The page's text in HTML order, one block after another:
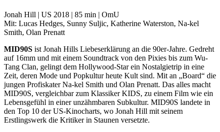
Jonah Hill | US 2018 | 85 min | OmU
Mit: Lucas Hedges, Sunny Suljic, Katherine Waterston, Na-kel
Smith, Olan Prenatt
MID90S ist Jonah Hills Liebeserklärung an die 90er-Jahre. Gedreht
auf 16mm und mit einem Soundtrack von den Pixies bis zum Wu-
Tang Clan, gelingt dem Hollywood-Star ein Nostalgietrip in eine
Zeit, deren Mode und Popkultur heute Kult sind. Mit an „Board“ die
jungen Profiskater Na-kel Smith und Olan Prenatt. Das alles macht
MID90S, vergleichbar zum Klassiker KIDS, zu einem Film wie ein
Lebensgefühl in einer unzähmbaren Subkultur. MID90S landete in
den Top 10 der US-Kinocharts, wo Jonah Hill mit seinem
Erstlingswerk die Kritiker in Staunen versetzte.